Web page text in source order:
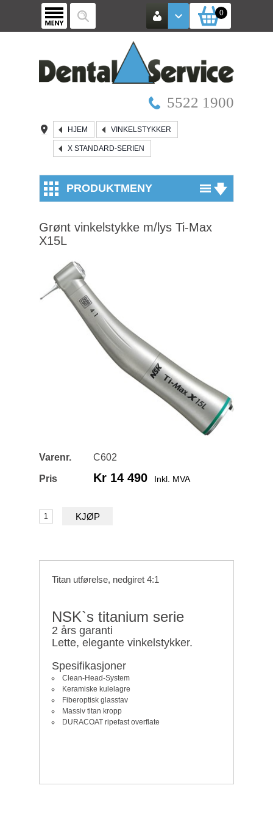
5522 1900
0
HJEM VINKELSTYKKER
X STANDARD-SERIEN
PRODUKTMENY
Mikroskop
Vinkelstykker
Z Topp-serien
X Standard-serien
M Økonomi-serien
Nano-serien
Pussevinkelstykker
Kirurgi
Profylakse
Lab
Forbruksvarer
Innredning
Belysning
Sessler
Maskinrom
Grønt vinkelstykke m/lys Ti-Max
X15L
Varenr. C602
Pris Kr 14 490 Inkl. MVA
Titan utførelse, nedgiret 4:1
NSK`s titanium serie
2 års garanti
Lette, elegante vinkelstykker.
Spesifikasjoner
Clean-Head-System
Keramiske kulelagre
Fiberoptisk glasstav
Massiv titan kropp
DURACOAT ripefast overflate